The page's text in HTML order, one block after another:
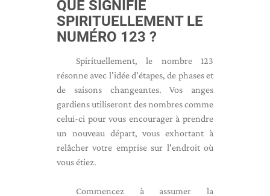
QUE SIGNIFIE
SPIRITUELLEMENT LE
NUMÉRO 123 ?
Spirituellement, le nombre 123
résonne avec l'idée d'étapes, de phases et
de saisons changeantes. Vos anges
gardiens utiliseront des nombres comme
celui-ci pour vous encourager à prendre
un nouveau départ, vous exhortant à
relâcher votre emprise sur l'endroit où
vous étiez.
Commencez à assumer la